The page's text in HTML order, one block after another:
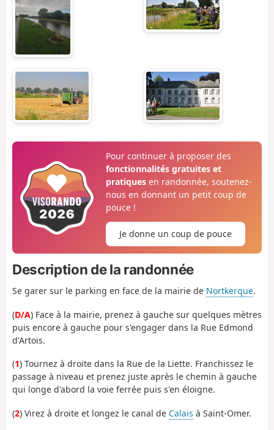
Pour continuer à proposer des
fonctionnalités gratuites et
pratiquesen randonnée, soutenez-
nous en donnant un petit coup de
pouce !
Je donne un coup de pouce
Description de la randonnée
Se garer sur le parking en face de la mairie de Nortkerque.
(D/A) Face à la mairie, prenez à gauche sur quelques mètres
puis encore à gauche pour s'engager dans la Rue Edmond
d'Artois.
(1) Tournez à droite dans la Rue de la Liette. Franchissez le
passage à niveau et prenez juste après le chemin à gauche
qui longe d'abord la voie ferrée puis s'en éloigne.
(2) Virez à droite et longez le canal de Calais à Saint-Omer.